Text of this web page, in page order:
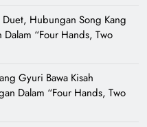
Hubungan Song Kang
Dalam “Four Hands, Two
Gyuri Bawa Kisah
Dalam “Four Hands, Two